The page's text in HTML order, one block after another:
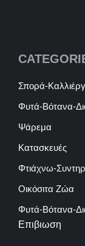
Σπορά-
Φυτά-Βότανα-
Ψάρεμα
Κατασκευές
Φτιάχνω-
Οικόσιτα Ζώα
Φυτά-Βότανα-
Επιβιωση